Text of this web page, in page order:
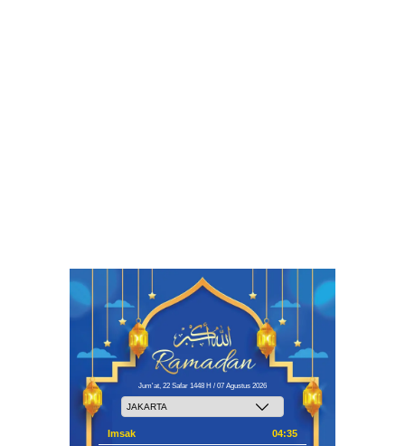
Jum'at, 22 Safar 1448 H / 07 Agustus 2026
Imsak 04:35